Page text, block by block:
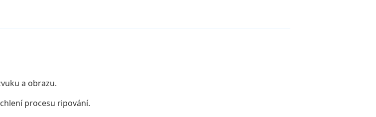
a obrazu.
procesu ripování.